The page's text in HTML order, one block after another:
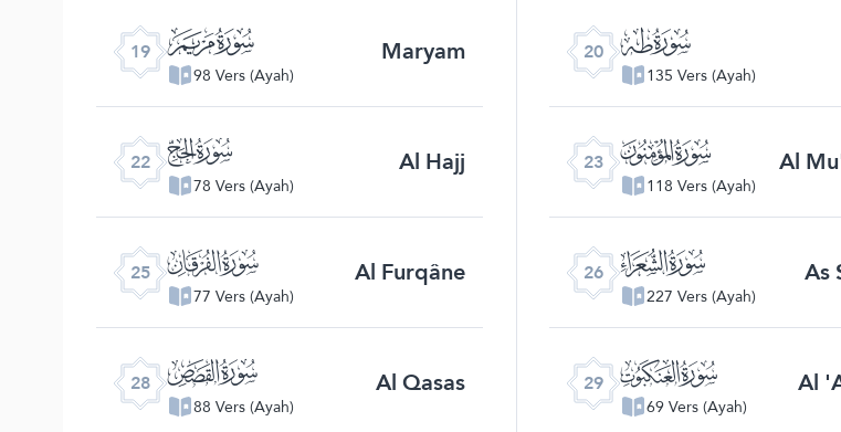
19 ﮟ
98 Vers (Ayah)
Maryam 20 ﮠ
135 Vers (Ayah)
22 ﮢ
78 Vers (Ayah)
Al Hajj 23 ﮣ
118 Vers (Ayah)
Al
25 ﮥ
77 Vers (Ayah)
Al Furqâne 26 ﮦ
227 Vers (Ayah)
As
28 ﮨ
88 Vers (Ayah)
Al Qasas 29 ﮩ
69 Vers (Ayah)
Al